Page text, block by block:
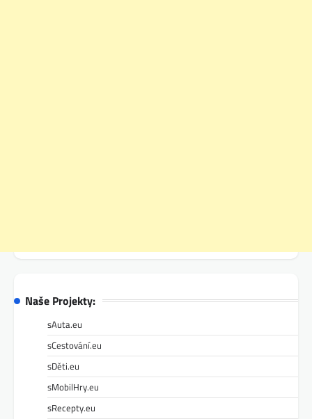
Naše Projekty:
sAuta.eu
sCestování.eu
sDěti.eu
sMobilHry.eu
sRecepty.eu